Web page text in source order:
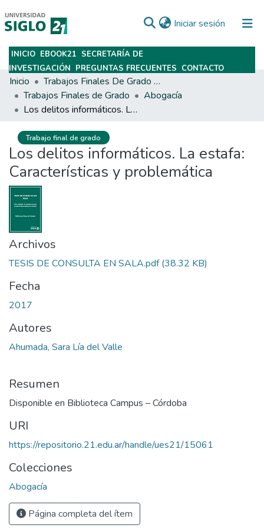
Iniciar sesión (current)
Subir
INICIO EBOOK21 SECRETARÍA DE
INVESTIGACIÓN PREGUNTAS FRECUENTES CONTACTO
Inicio
Trabajos Finales De Grado Y Posgrado
Trabajos Finales de Grado
Abogacía
Los delitos informáticos. La estafa: Características y problemática
Trabajo final de grado
Los delitos informáticos. La estafa:
Características y problemática
Archivos
TESIS DE CONSULTA EN SALA.pdf(38.32 KB)
Fecha
2017
Autores
Ahumada, Sara Lía del Valle
Resumen
Disponible en Biblioteca Campus – Córdoba
URI
https://repositorio.21.edu.ar/handle/ues21/15061
Colecciones
Abogacía
Página completa del ítem